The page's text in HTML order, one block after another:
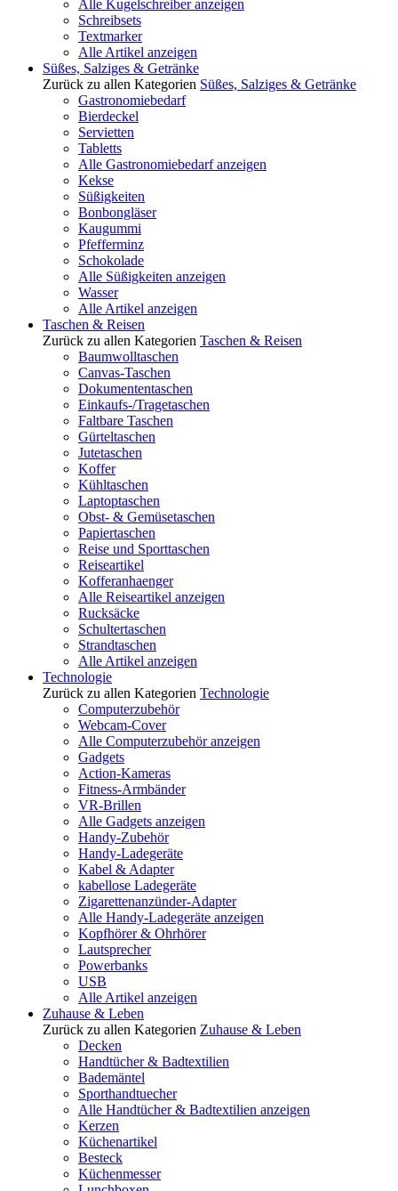
Alle Kugelschreiber anzeigen
Schreibsets
Textmarker
Alle Artikel anzeigen
Süßes, Salziges & Getränke
Zurück zu allen Kategorien Süßes, Salziges & Getränke
Gastronomiebedarf
Bierdeckel
Servietten
Tabletts
Alle Gastronomiebedarf anzeigen
Kekse
Süßigkeiten
Bonbongläser
Kaugummi
Pfefferminz
Schokolade
Alle Süßigkeiten anzeigen
Wasser
Alle Artikel anzeigen
Taschen & Reisen
Zurück zu allen Kategorien Taschen & Reisen
Baumwolltaschen
Canvas-Taschen
Dokumententaschen
Einkaufs-/Tragetaschen
Faltbare Taschen
Gürteltaschen
Jutetaschen
Koffer
Kühltaschen
Laptoptaschen
Obst- & Gemüsetaschen
Papiertaschen
Reise und Sporttaschen
Reiseartikel
Kofferanhaenger
Alle Reiseartikel anzeigen
Rucksäcke
Schultertaschen
Strandtaschen
Alle Artikel anzeigen
Technologie
Zurück zu allen Kategorien Technologie
Computerzubehör
Webcam-Cover
Alle Computerzubehör anzeigen
Gadgets
Action-Kameras
Fitness-Armbänder
VR-Brillen
Alle Gadgets anzeigen
Handy-Zubehör
Handy-Ladegeräte
Kabel & Adapter
kabellose Ladegeräte
Zigarettenanzünder-Adapter
Alle Handy-Ladegeräte anzeigen
Kopfhörer & Ohrhörer
Lautsprecher
Powerbanks
USB
Alle Artikel anzeigen
Zuhause & Leben
Zurück zu allen Kategorien Zuhause & Leben
Decken
Handtücher & Badtextilien
Bademäntel
Sporthandtuecher
Alle Handtücher & Badtextilien anzeigen
Kerzen
Küchenartikel
Besteck
Küchenmesser